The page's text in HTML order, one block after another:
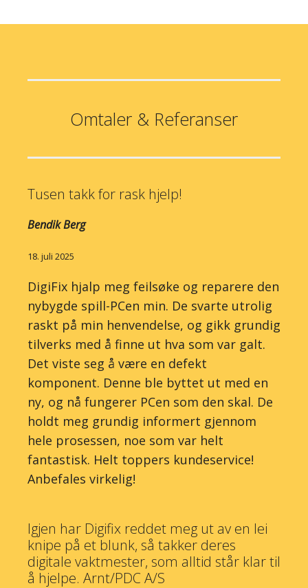
Omtaler & Referanser
Tusen takk for rask hjelp!
Bendik Berg
18. juli 2025
DigiFix hjalp meg feilsøke og reparere den
nybygde spill-PCen min. De svarte utrolig
raskt på min henvendelse, og gikk grundig
tilverks med å finne ut hva som var galt.
Det viste seg å være en defekt
komponent. Denne ble byttet ut med en
ny, og nå fungerer PCen som den skal. De
holdt meg grundig informert gjennom
hele prosessen, noe som var helt
fantastisk. Helt toppers kundeservice!
Anbefales virkelig!
Igjen har Digifix reddet meg ut av en lei
knipe på et blunk, så takker deres
digitale vaktmester, som alltid står klar til
å hjelpe. Arnt/PDC A/S